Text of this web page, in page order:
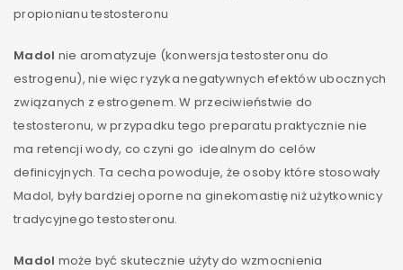
propionianu testosteronu
Madol nie aromatyzuje (konwersja testosteronu do
estrogenu), nie więc ryzyka negatywnych efektów ubocznych
związanych z estrogenem. W przeciwieństwie do
testosteronu, w przypadku tego preparatu praktycznie nie
ma retencji wody, co czyni go idealnym do celów
definicyjnych. Ta cecha powoduje, że osoby które stosowały
Madol, były bardziej oporne na ginekomastię niż użytkownicy
tradycyjnego testosteronu.
Madol może być skutecznie użyty do wzmocnienia